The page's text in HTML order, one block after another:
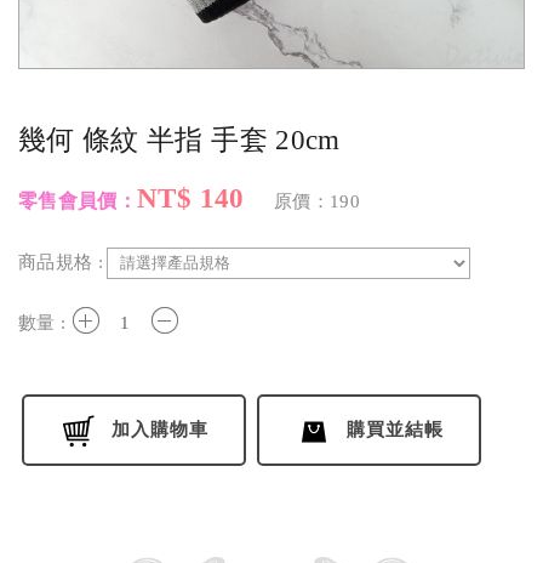
幾何 條紋 半指 手套 20cm
零售會員價： NT$ 140 原價：190
商品規格 :
數量 :
加入購物車 購買並結帳